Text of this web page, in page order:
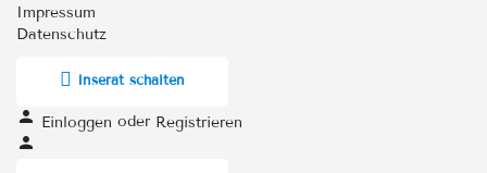
Impressum
Datenschutz
Inserat schalten
Einloggen oder Registrieren